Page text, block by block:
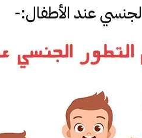
عند الأطفال:-